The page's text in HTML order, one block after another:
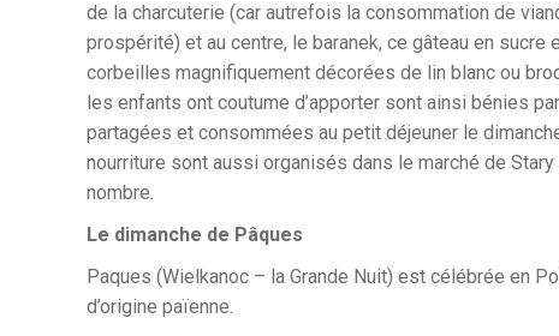
de la charcuterie (car autrefois la consommation de
prospérité) et au centre, le baranek, ce gâteau en sucre
corbeilles magnifiquement décorées de lin blanc ou
les enfants ont coutume d’apporter sont ainsi bénies
partagées et consommées au petit déjeuner le
nourriture sont aussi organisés dans le marché de
nombre.
Le dimanche de Pâques
Paques (Wielkanoc – la Grande Nuit) est célébrée en
d’origine païenne.